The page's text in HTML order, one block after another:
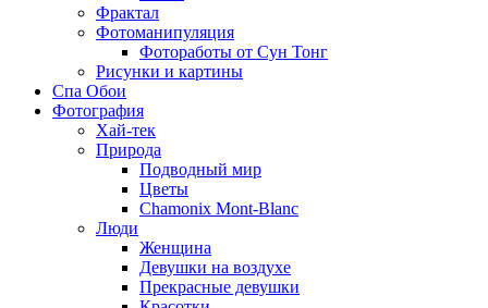
Фрактал
Фотоманипуляция
Фотоработы от Сун Тонг
Рисунки и картины
Спа Обои
Фотография
Хай-тек
Природа
Подводный мир
Цветы
Chamonix Mont-Blanc
Люди
Женщина
Девушки на воздухе
Прекрасные девушки